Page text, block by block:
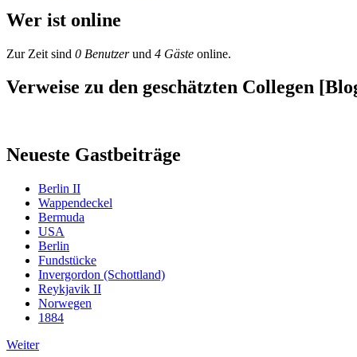
Wer ist online
Zur Zeit sind 0 Benutzerund 4 Gäste online.
Verweise zu den geschätzten Collegen
Neueste Gastbeiträge
Berlin II
Wappendeckel
Bermuda
USA
Berlin
Fundstücke
Invergordon (Schottland)
Reykjavik II
Norwegen
1884
Weiter